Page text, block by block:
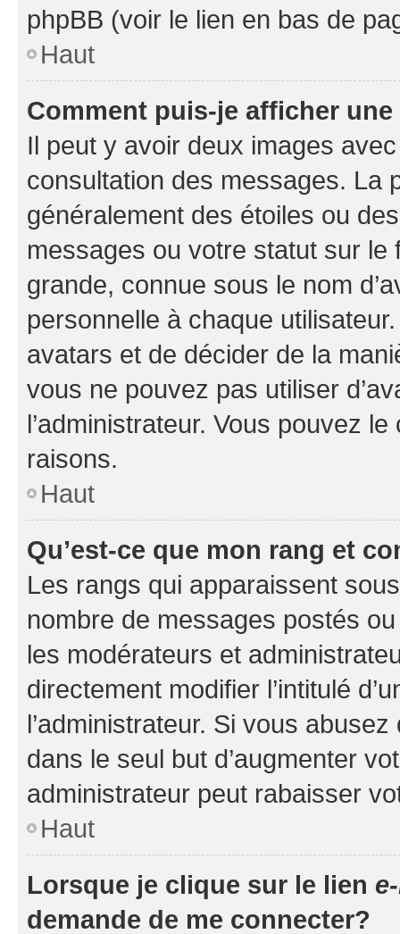
phpBB (voir le lien en bas de
Haut
Comment puis-je afficher
Il peut y avoir deux images
consultation des messages. La
généralement des étoiles ou
messages ou votre statut sur
grande, connue sous le nom
personnelle à chaque utilisateur.
avatars et de décider de la
vous ne pouvez pas utiliser
l’administrateur. Vous pouvez
raisons.
Haut
Qu’est-ce que mon rang et
Les rangs qui apparaissent
nombre de messages postés
les modérateurs et
directement modifier l’intitulé
l’administrateur. Si vous
dans le seul but d’augmenter
administrateur peut rabaisser
Haut
Lorsque je clique sur le lien
demande de me connecter?